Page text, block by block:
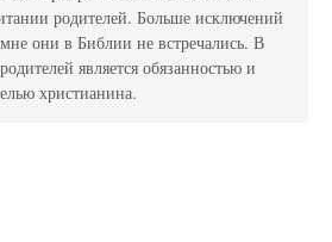
родителей. Больше исключений
они в Библии не встречались. В
является обязанностью и
христианина.